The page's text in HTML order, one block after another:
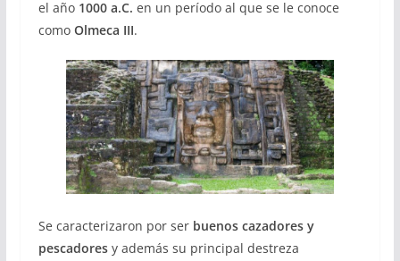
el año 1000 a.C. en un período al que se le conoce
como Olmeca III.
Se caracterizaron por ser buenos cazadores y
pescadoresy además su principal destreza